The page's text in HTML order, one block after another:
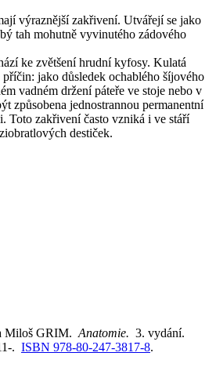
výraznější zakřivení. Utvářejí se jako
tah mohutně vyvinutého zádového
ke zvětšení hrudní kyfosy. Kulatá
jako důsledek ochablého šíjového
vadném držení páteře ve stoje nebo v
způsobena jednostrannou permanentní
Toto zakřivení často vzniká i ve stáří
destiček.
Miloš GRIM. Anatomie. 3. vydání.
. ISBN 978-80-247-3817-8.